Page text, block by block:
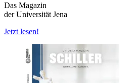
Das Magazin
der Universität Jena
Jetzt lesen!